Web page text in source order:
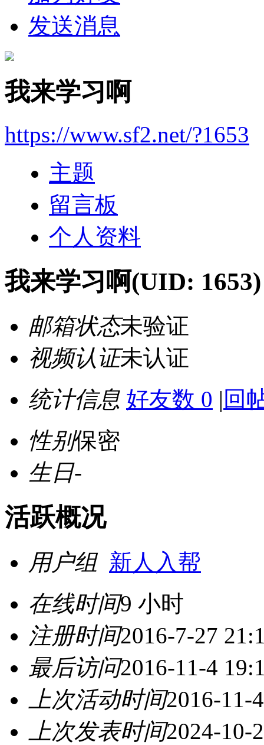
发送消息
我来学习啊
https://www.sf2.net/?1653
主题
留言板
个人资料
我来学习啊(UID: 1653)
邮箱状态未验证
视频认证未认证
统计信息 好友数 0 | 回
性别保密
生日-
活跃概况
用户组 新人入帮
在线时间9 小时
注册时间2016-7-27
最后访问2016-11-4
上次活动时间2016-11-
上次发表时间2024-10-